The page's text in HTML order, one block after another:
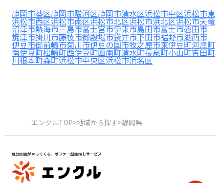
メッセージ
おすすめの園
エンクルの特徴と活用方法
静岡市葵区静岡市駿河区静岡市清水区浜松市中区浜松市東
浜松市西区浜松市南区浜松市北区浜松市浜北区浜松市天竜
沼津市熱海市三島市富士宮市伊東市島田市富士市磐田市
焼津市掛川市藤枝市御殿場市袋井市下田市裾野市湖西市
伊豆市御前崎市菊川市伊豆の国市牧之原市東伊豆町河津町
南伊豆町松崎町西伊豆町函南町清水町長泉町小山町吉田町
川根本町森町浜松市中央区浜松市浜名区
エンクルTOP>地域から探す>静岡県
理想の園がやってくる。オファー型園探しサービス